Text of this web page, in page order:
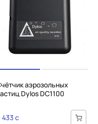
аэрозольных
Dylos DC1100
433 c